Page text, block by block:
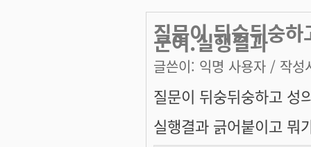
질문이 뒤숭뒤숭
군여.실행결과
글쓴이: 익명 사용자 / 작성
질문이 뒤숭뒤숭하고 성
실행결과 긁어붙이고 뭐